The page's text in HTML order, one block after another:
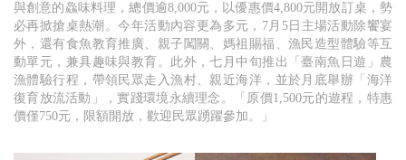
與創意的鱻味料理，總價逾8,000元，以優惠價4,800元開放訂桌，勢
必再掀搶桌熱潮。今年活動內容更為多元，7月5日主場活動除饗宴
外，還有食魚教育推廣、親子闖關、媽祖賜福、漁民造型體驗等互
動單元，兼具趣味與教育。此外，七月中旬推出「臺南魚日遊」農
漁體驗行程，帶領民眾走入漁村、親近海洋，並於月底舉辦「海洋
復育放流活動」，實踐環境永續理念。「原價1,500元的遊程，特惠
價僅750元，限額開放，歡迎民眾踴躍參加。」